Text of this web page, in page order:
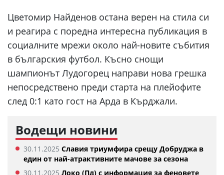
Цветомир Найденов остана верен на стила си
и реагира с поредна интересна публикация в
социалните мрежи около най-новите събития
в българския футбол. Късно снощи
шампионът Лудогорец направи нова грешка
непосредствено преди старта на плейофите
след 0:1 като гост на Арда в Кърджали.
Водещи новини
30.11.2025 Славия триумфира срещу Добруджа в
един от най-атрактивните мачове за сезона
30.11.2025 Локо (Пд) с информация за феновете